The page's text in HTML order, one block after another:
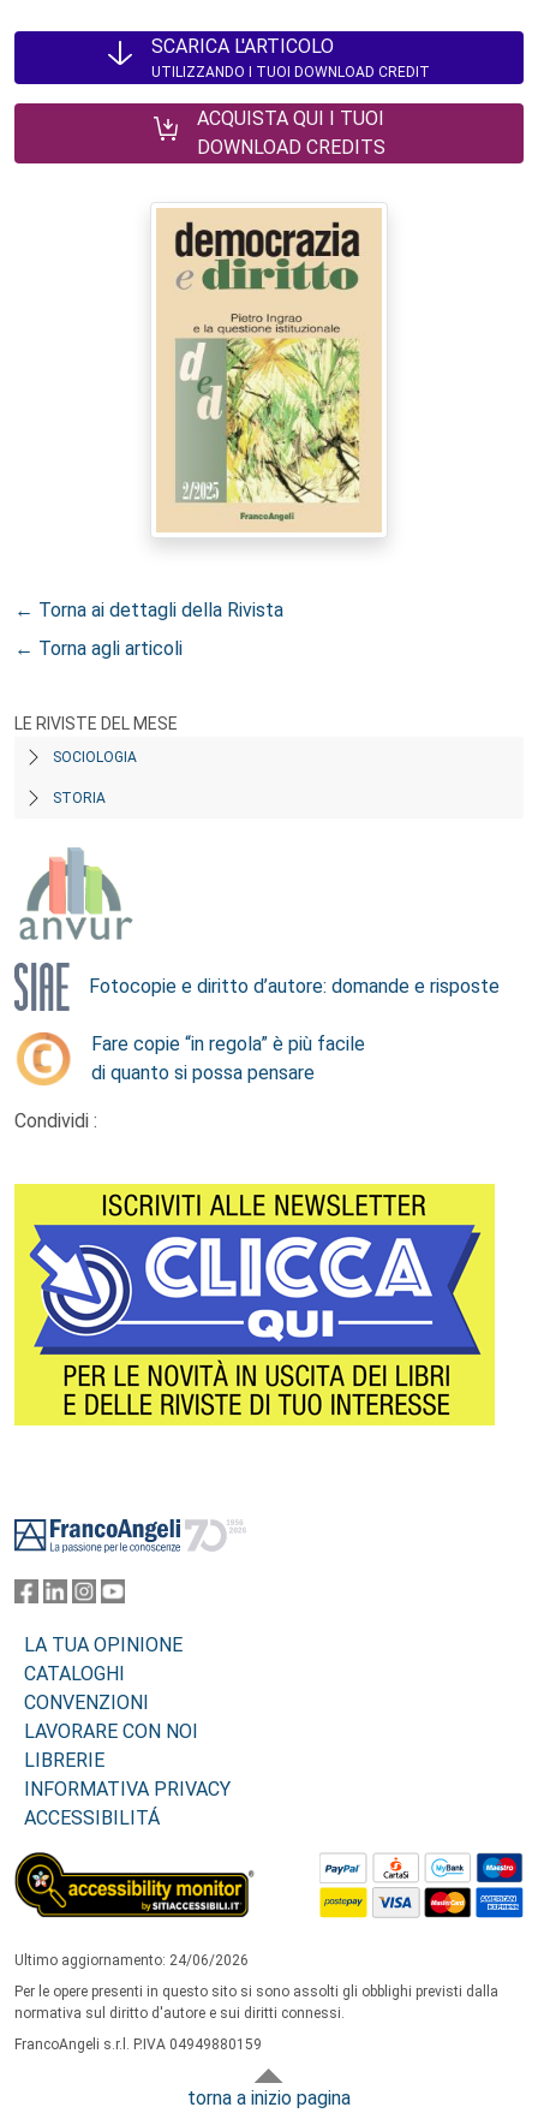
SCARICA L'ARTICOLO
UTILIZZANDO I TUOI DOWNLOAD CREDIT
ACQUISTA QUI I TUOI
DOWNLOAD CREDITS
← Torna ai dettagli della Rivista
← Torna agli articoli
LE RIVISTE DEL MESE
SOCIOLOGIA
STORIA
Fotocopie e diritto d’autore: domande e risposte
Fare copie “in regola” è più facile
di quanto si possa pensare
Condividi :
LA TUA OPINIONE
CATALOGHI
CONVENZIONI
LAVORARE CON NOI
LIBRERIE
INFORMATIVA PRIVACY
ACCESSIBILITÁ
Ultimo aggiornamento: 24/06/2026
Per le opere presenti in questo sito si sono assolti gli obblighi previsti dalla
normativa sul diritto d'autore e sui diritti connessi.
FrancoAngeli s.r.l. P.IVA 04949880159
torna a inizio pagina